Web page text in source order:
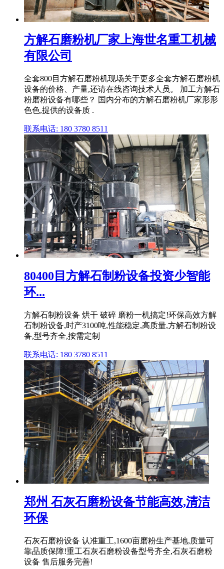
方解石磨粉机厂家上海世名重工机械
有限公司
全套800目方解石磨粉机现场关于更多全套方解石磨粉机
设备的价格、产量,还请在线咨询技术人员。 加工方解石
粉磨粉设备有哪些？ 国内分布的方解石磨粉机厂家形形
色色,提供的设备质 .
联系电话: 180 3780 8511
80400目方解石制粉设备投资少智能
环...
方解石制粉设备 烘干 破碎 磨粉一机搞定!环保高效方解
石制粉设备,时产3100吨,性能稳定,高质量,方解石制粉设
备,型号齐全,按需定制
联系电话: 180 3780 8511
郑州 石灰石磨粉设备节能高效,清洁
环保
石灰石磨粉设备 认准重工,1600亩磨粉生产基地,质量可
靠品质保障!重工石灰石磨粉设备型号齐全,石灰石磨粉
设备 售后服务完善!